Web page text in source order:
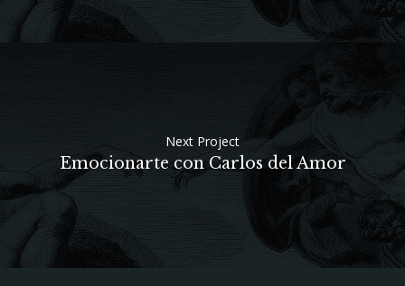
Next Project
Emocionarte con Carlos del Amor